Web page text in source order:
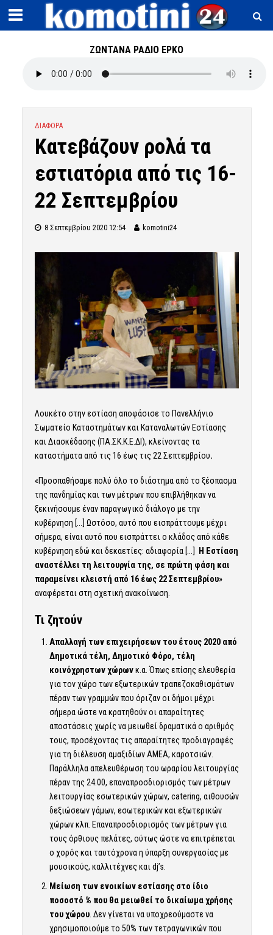
ΖΩΝΤΑΝΑ ΡΑΔΙΟ ΕΡΚΟ
ΔΙΑΦΟΡΑ
Κατεβάζουν ρολά τα
εστιατόρια από τις 16-
22 Σεπτεμβρίου
8 Σεπτεμβρίου 2020 12:54 komotini24
Λουκέτο στην εστίαση αποφάσισε το Πανελλήνιο
Σωματείο Καταστημάτων και Καταναλωτών Εστίασης
και Διασκέδασης (ΠΑ.ΣΚ.Κ.Ε.ΔΙ), κλείνοντας τα
καταστήματα από τις 16 έως τις 22 Σεπτεμβρίου.
«Προσπαθήσαμε πολύ όλο το διάστημα από το ξέσπασμα
της πανδημίας και των μέτρων που επιβλήθηκαν να
ξεκινήσουμε έναν παραγωγικό διάλογο με την
κυβέρνηση […] Ωστόσο, αυτό που εισπράττουμε μέχρι
σήμερα, είναι αυτό που εισπράττει ο κλάδος από κάθε
κυβέρνηση εδώ και δεκαετίες: αδιαφορία […]
Η Εστίαση
αναστέλλει τη λειτουργία της, σε πρώτη φάση και
παραμείνει κλειστή από 16 έως 22 Σεπτεμβρίου»
αναφέρεται στη σχετική ανακοίνωση.
Τι ζητούν
Απαλλαγή των επιχειρήσεων του έτους 2020 από
Δημοτικά τέλη, Δημοτικό Φόρο, τέλη
κοινόχρηστων χώρωνκ.α. Όπως επίσης ελευθερία
για τον χώρο των εξωτερικών τραπεζοκαθισμάτων
πέραν των γραμμών που όριζαν οι δήμοι μέχρι
σήμερα ώστε να κρατηθούν οι απαραίτητες
αποστάσεις χωρίς να μειωθεί δραματικά ο αριθμός
τους, προσέχοντας τις απαραίτητες προδιαγραφές
για τη διέλευση αμαξιδίων ΑΜΕΑ, καροτσιών.
Παράλληλα απελευθέρωση του ωραρίου λειτουργίας
πέραν της 24.00, επαναπροσδιορισμός των μέτρων
λειτουργίας εσωτερικών χώρων, catering, αιθουσών
δεξιώσεων γάμων, εσωτερικών και εξωτερικών
χώρων κλπ. Επαναπροσδιορισμός των μέτρων για
τους όρθιους πελάτες, ούτως ώστε να επιτρέπεται
ο χορός και ταυτόχρονα η ύπαρξη συνεργασίας με
μουσικούς, καλλιτέχνες και dj’s.
Μείωση των ενοικίων εστίασης στο ίδιο
ποσοστό % που θα μειωθεί το δικαίωμα χρήσης
του χώρου. Δεν γίνεται να υποχρεούμαστε να
χρησιμοποιούμε το 50% των τετραγωνικών που